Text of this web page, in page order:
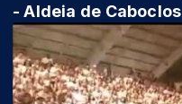
- Aldeia de Caboclos